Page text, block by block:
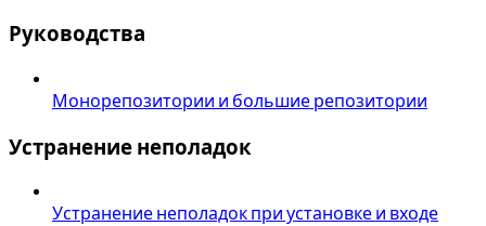
Руководства
Монорепозитории и большие репозитории
Устранение неполадок
Устранение неполадок при установке и входе